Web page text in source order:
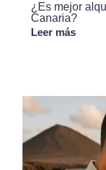
¿Es mejor
Canaria?
Leer más